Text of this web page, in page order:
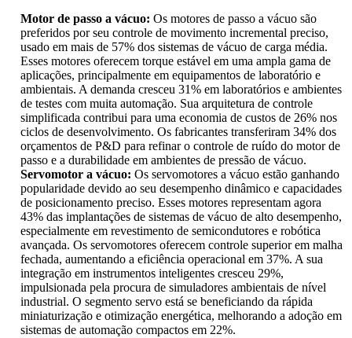
Motor de passo a vácuo: Os motores de passo a vácuo são
preferidos por seu controle de movimento incremental preciso,
usado em mais de 57% dos sistemas de vácuo de carga média.
Esses motores oferecem torque estável em uma ampla gama de
aplicações, principalmente em equipamentos de laboratório e
ambientais. A demanda cresceu 31% em laboratórios e ambientes
de testes com muita automação. Sua arquitetura de controle
simplificada contribui para uma economia de custos de 26% nos
ciclos de desenvolvimento. Os fabricantes transferiram 34% dos
orçamentos de P&D para refinar o controle de ruído do motor de
passo e a durabilidade em ambientes de pressão de vácuo.
Servomotor a vácuo: Os servomotores a vácuo estão ganhando
popularidade devido ao seu desempenho dinâmico e capacidades
de posicionamento preciso. Esses motores representam agora
43% das implantações de sistemas de vácuo de alto desempenho,
especialmente em revestimento de semicondutores e robótica
avançada. Os servomotores oferecem controle superior em malha
fechada, aumentando a eficiência operacional em 37%. A sua
integração em instrumentos inteligentes cresceu 29%,
impulsionada pela procura de simuladores ambientais de nível
industrial. O segmento servo está se beneficiando da rápida
miniaturização e otimização energética, melhorando a adoção em
sistemas de automação compactos em 22%.